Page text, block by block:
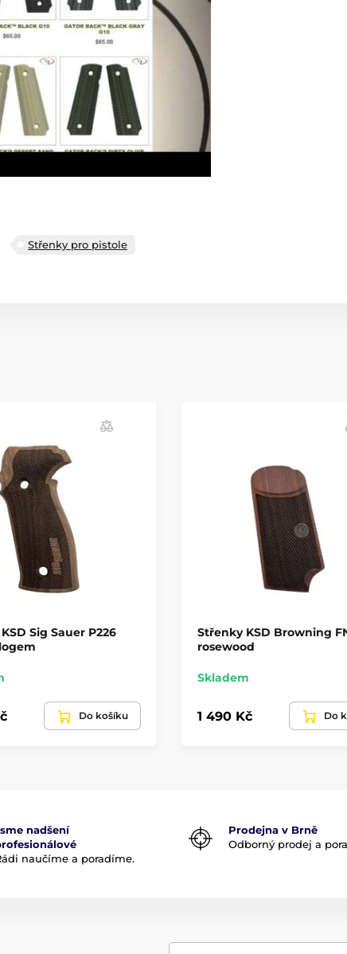
Střenky pro pistole
Sig Sauer P226
Do košíku
Střenky KSD Browning
rosewood
Skladem
1 490 Kč Do
nadšení
naučíme a poradíme.
Prodejna v Brně
Odborný prodej a